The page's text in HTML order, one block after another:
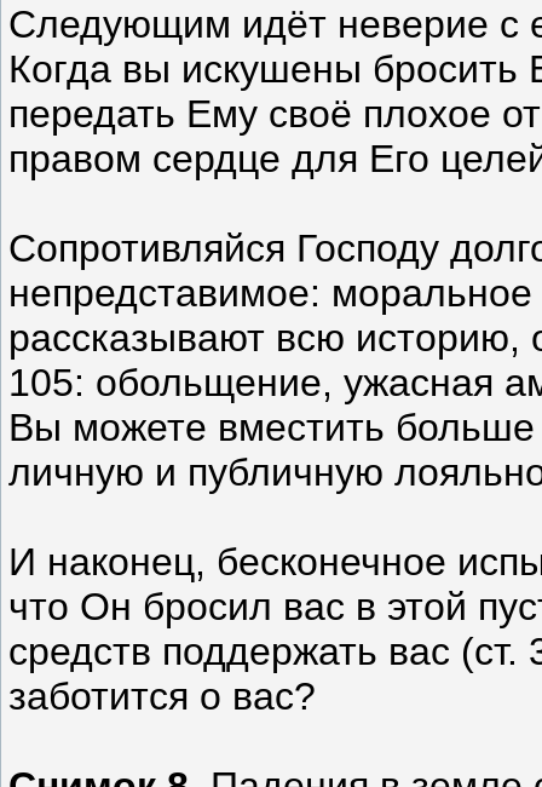
Следующим идёт неверие с
Когда вы искушены бросить
передать Ему своё плохое
правом сердце для Его
Сопротивляйся Господу
непредставимое:
рассказывают всю историю,
105: обольщение, ужасная
Вы можете вместить
личную и публичную
И наконец, бесконечное
что Он бросил вас в этой
средств поддержать вас
заботится о вас?